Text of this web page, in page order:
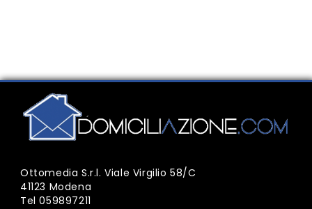
Ottomedia S.r.l. Viale Virgilio 58/C
41123 Modena
Tel059897211